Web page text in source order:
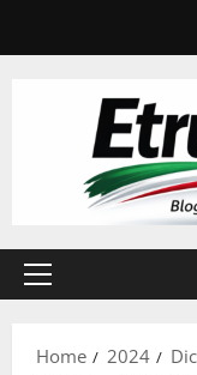
Menu
Home
2024